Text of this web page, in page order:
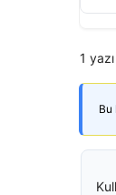
1
Bu